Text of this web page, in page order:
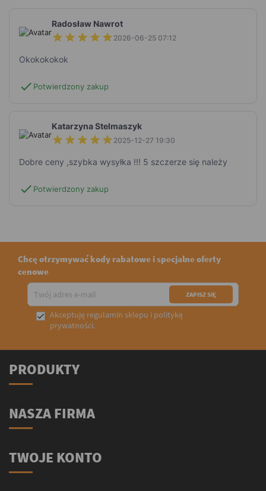
Radosław Nawrot
2026-06-25 07:12
Okokokokok
check Potwierdzony zakup
Katarzyna Stelmaszyk
2025-12-27 19:30
Dobre ceny ,szybka wysyłka !!! 5 szczerze się należy
check Potwierdzony zakup
Chcę otrzymywać kody rabatowe i specjalne oferty
cenowe
 Akceptuję regulamin sklepu i politykę
prywatności.
PRODUKTY
NASZA FIRMA
TWOJE KONTO